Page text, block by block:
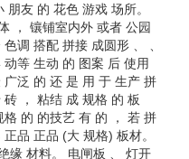
友 的 花色 游戏 场所。
， 镶铺室内外 或者 公园
调 搭配 拼接 成圆形 、 、
等 生动 的 图案 后 使用
广泛 的 还 是 用 于 生产 拼
， 粘结 成 规格 的 板
的 的技艺 有 的 ， 若 拼
品 正品 (大 规格) 板材。
缘 材料。 电闸板 、 灯开